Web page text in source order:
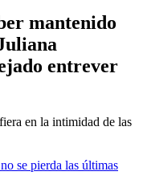
mantenido
entrever
en la intimidad de las
se pierda las últimas